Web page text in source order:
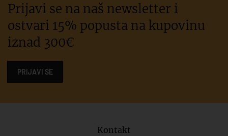
Prijavi se na naš newsletter i
ostvari 15% popusta na kupovinu
iznad 300€
PRIJAVI SE
Kontakt